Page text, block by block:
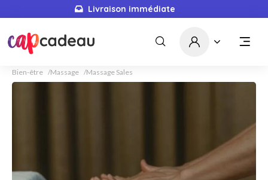
Livraison immédiate
Bien-être Massage Massage Sales